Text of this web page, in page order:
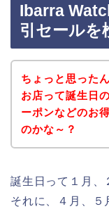
Ibarra
引セールを
ちょっと思った
お店って誕生日
ーポンなどのお
のかな～？
誕生日って１月、
それに、４月、５